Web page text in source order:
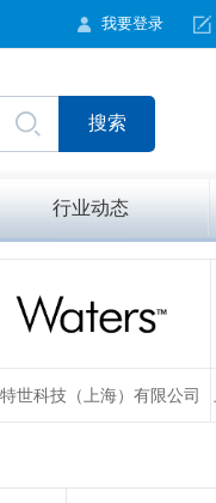
我要登录
行业动态
世科技（上海）有限公司